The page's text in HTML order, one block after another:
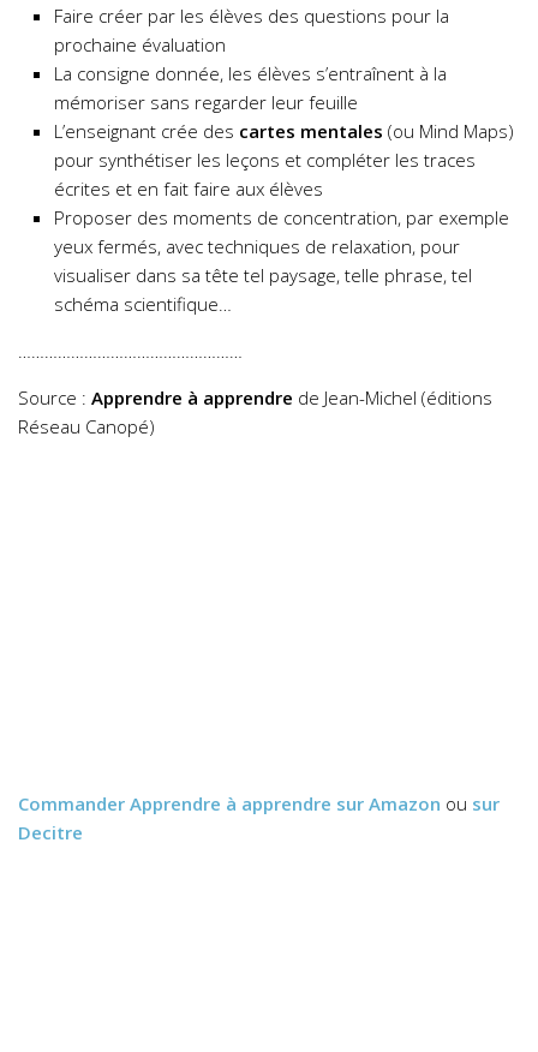
Faire créer par les élèves des questions pour la
prochaine évaluation
La consigne donnée, les élèves s’entraînent à la
mémoriser sans regarder leur feuille
L’enseignant crée des cartes mentales (ou Mind Maps)
pour synthétiser les leçons et compléter les traces
écrites et en fait faire aux élèves
Proposer des moments de concentration, par exemple
yeux fermés, avec techniques de relaxation, pour
visualiser dans sa tête tel paysage, telle phrase, tel
schéma scientifique…
Source : Apprendre à apprendre de Jean-Michel (éditions
Réseau Canopé)
Commander Apprendre à apprendre sur Amazon ou sur
Decitre